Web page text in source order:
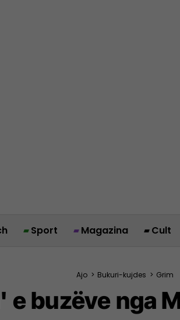
Sport Magazina Cult
Ajo > Bukuri-kujdes > Grim
buzëve nga